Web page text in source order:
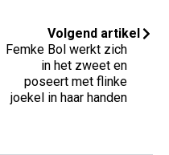
Volgend artikel
Femke Bol werkt zich
in het zweet en
poseert met flinke
joekel in haar handen